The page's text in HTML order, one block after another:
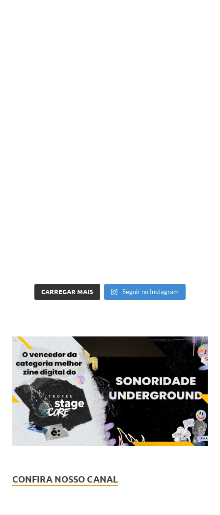
CARREGAR MAIS Seguir no Instagram
CONFIRA NOSSO CANAL